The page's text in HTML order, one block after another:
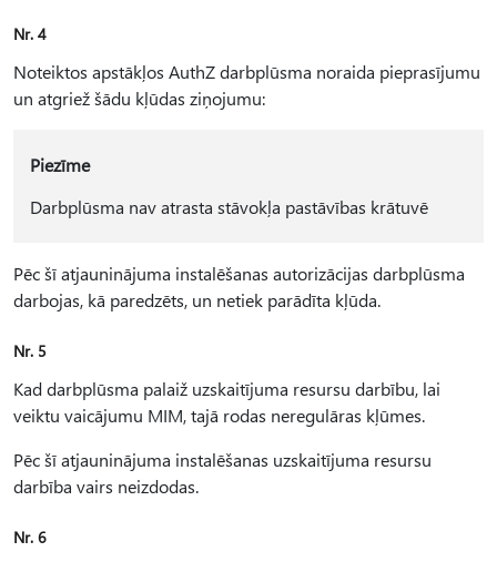
Nr. 4
Noteiktos apstākļos AuthZ darbplūsma noraida pieprasījumu
un atgriež šādu kļūdas ziņojumu:
Piezīme
Darbplūsma nav atrasta stāvokļa pastāvības krātuvē
Pēc šī atjauninājuma instalēšanas autorizācijas darbplūsma
darbojas, kā paredzēts, un netiek parādīta kļūda.
Nr. 5
Kad darbplūsma palaiž uzskaitījuma resursu darbību, lai
veiktu vaicājumu MIM, tajā rodas neregulāras kļūmes.
Pēc šī atjauninājuma instalēšanas uzskaitījuma resursu
darbība vairs neizdodas.
Nr. 6